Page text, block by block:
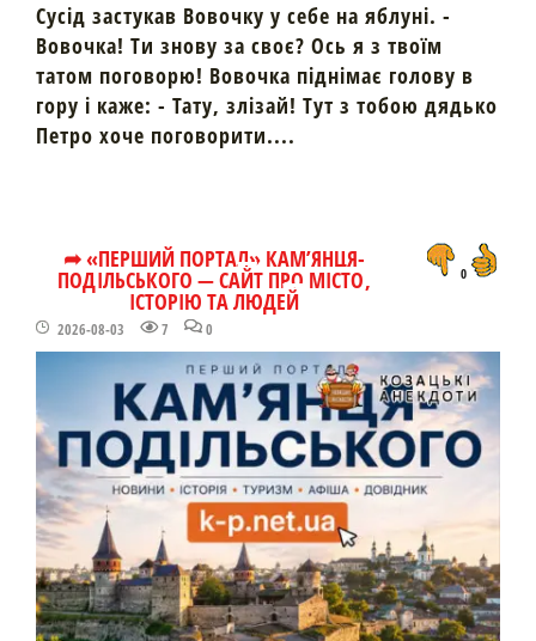
Сусід застукав Вовочку у себе на яблуні. -
Вовочка! Ти знову за своє? Ось я з твоїм
татом поговорю! Вовочка піднімає голову в
гору і каже: - Тату, злізай! Тут з тобою дядько
Петро хоче поговорити....
➦ «ПЕРШИЙ ПОРТАЛ» КАМ’ЯНЦЯ-
ПОДІЛЬСЬКОГО — САЙТ ПРО МІСТО,
ІСТОРІЮ ТА ЛЮДЕЙ
2026-08-03 7 0
0